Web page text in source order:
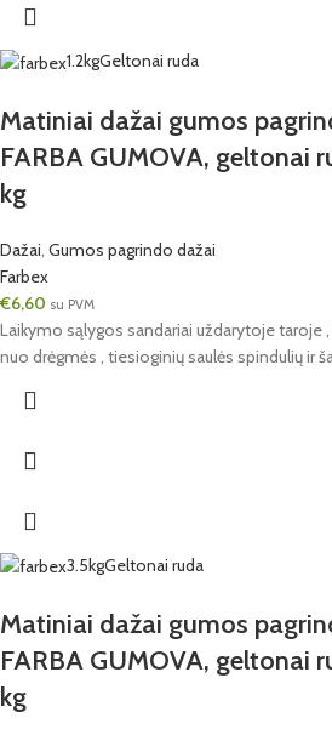
1.2kgGeltonai ruda
Matiniai dažai gumos
FARBA GUMOVA, geltonai
kg
Dažai, Gumos pagrindo dažai
Farbex
€6,60 su PVM
Laikymo sąlygos sandariai uždarytoje taroje ,
nuo drėgmės , tiesioginių saulės spindulių ir
3.5kgGeltonai ruda
Matiniai dažai gumos
FARBA GUMOVA, geltonai
kg